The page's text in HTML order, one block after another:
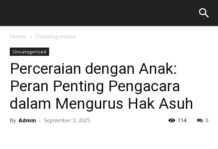
Home Uncategorized
Uncategorized
Perceraian dengan Anak:
Peran Penting Pengacara
dalam Mengurus Hak Asuh
By Admin - September 3, 2025 0
114